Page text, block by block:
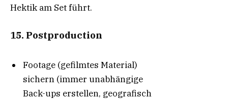
Hektik am Set führt.
15. Postproduction
Footage (gefilmtes Material)
sichern (immer unabhängige
Back-ups erstellen, geografisch